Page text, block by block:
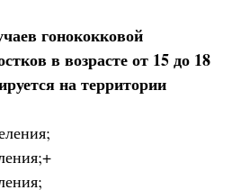
гонококковой
в возрасте от 15 до 18
на территории